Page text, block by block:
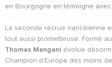
en Bourgogne en témoigne
La seconde recrue nancéienne
tout aussi prometteuse. Formé
Thomas Mangani évolue
Champion d’Europe des moins